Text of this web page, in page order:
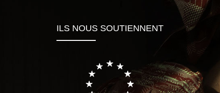
ILS NOUS SOUTIENNENT